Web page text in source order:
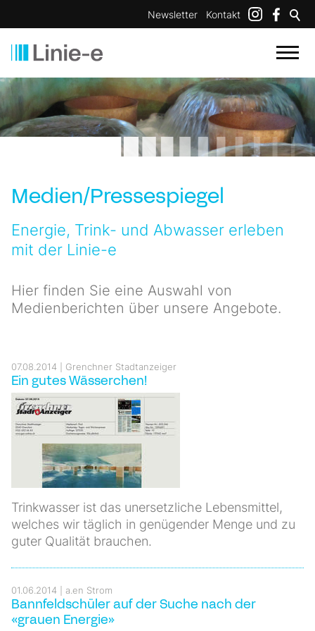
Newsletter Kontakt
Medien/Pressespiegel
Energie, Trink- und Abwasser erleben
mit der Linie-e
Hier finden Sie eine Auswahl von
Medienberichten über unsere Angebote.
07.08.2014 Grenchner Stadtanzeiger
Ein gutes Wässerchen!
Trinkwasser ist das unersetzliche Lebensmittel,
welches wir täglich in genügender Menge und zu
guter Qualität brauchen.
01.06.2014 a.en Strom
Bannfeldschüler auf der Suche nach der
«grauen Energie»